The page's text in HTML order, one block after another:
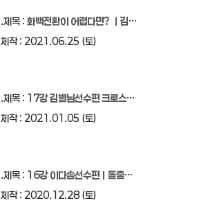
.제목 : 화백전환이 어렵다면? ㅣ김나영선수의 꿀팁 대방출!!!ㅣ포핸드, 백핸드 불규칙 드라이브
제작 : 2021.06.25 (토)
.제목 : 17강 김별님선수편 크로스공략&커트볼선제(포핸드)
제작 : 2021.01.05 (토)
.제목 : 16강 이다솜선수편ㅣ돌출러버 & 드라이브공격
제작 : 2020.12.28 (토)